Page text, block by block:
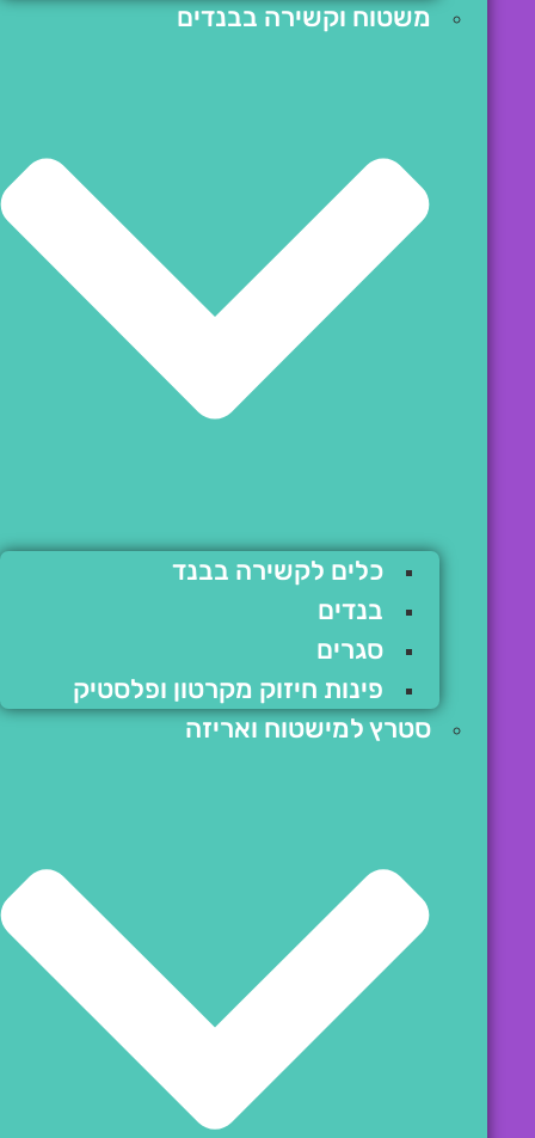
משטוח וקשירה בבנדים
כלים לקשירה בבנד
בנדים
סגרים
פינות חיזוק מקרטון ופלסטיק
סטרץ למישטוח ואריזה